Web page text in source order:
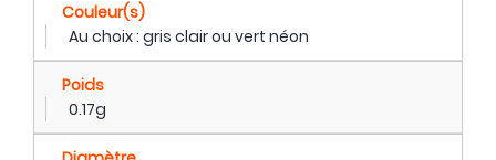
Couleur(s)
Au choix : gris clair ou vert néon
Poids
0.17g